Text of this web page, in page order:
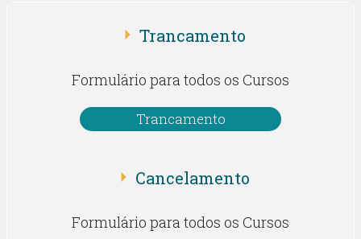
Trancamento
Formulário para todos os Cursos
Trancamento
Cancelamento
Formulário para todos os Cursos